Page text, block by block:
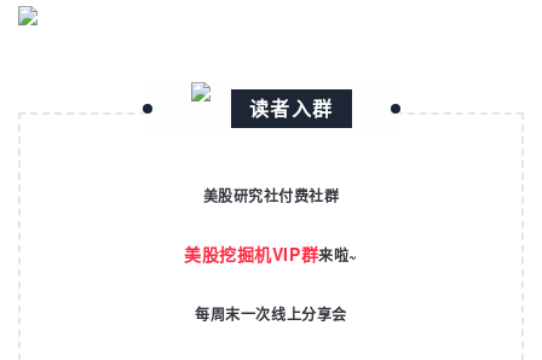
读者入群
美股研究社付费社群
美股挖掘机VIP群来啦~
每周末一次线上分享会